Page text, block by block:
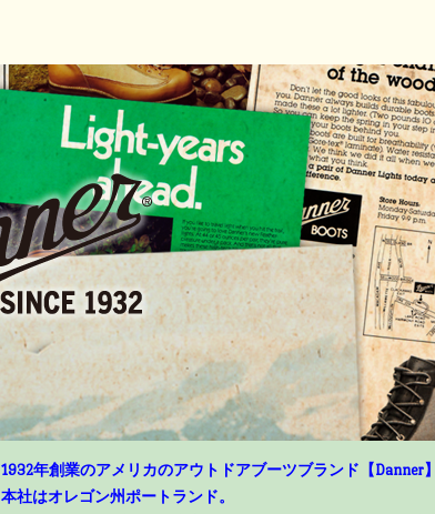
1932年創業のアメリカのアウトドアブーツブランド【Danner
本社はオレゴン州ポートランド。